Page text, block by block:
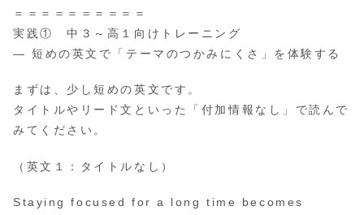
＝＝＝＝＝＝＝＝＝＝
実践① 中３～高１向けトレーニング
― 短めの英文で「テーマのつかみにくさ」を体験する
まずは、少し短めの英文です。
タイトルやリード文といった「付加情報なし」で読んで
みてください。
（英文１：タイトルなし）
Staying focused for a long time becomes